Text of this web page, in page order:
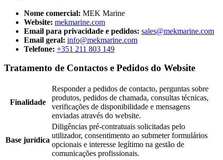
Nome comercial: MEK Marine
Website: mekmarine.com
Email para privacidade e pedidos: sales@mekmarine.com
Email geral: info@mekmarine.com
Telefone: +351 211 803 149
Tratamento de Contactos e Pedidos do Website
Finalidade
Responder a pedidos de contacto, perguntas sobre
produtos, pedidos de chamada, consultas técnicas,
verificações de disponibilidade e mensagens
enviadas através do website.
Base jurídica
Diligências pré-contratuais solicitadas pelo
utilizador, consentimento ao submeter formulários
opcionais e interesse legítimo na gestão de
comunicações profissionais.